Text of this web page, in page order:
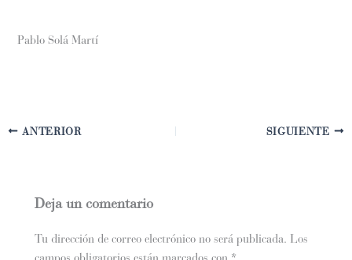
Pablo Solá Martí
ANTERIOR SIGUIENTE
Deja un comentario
Tu dirección de correo electrónico no será publicada. Los